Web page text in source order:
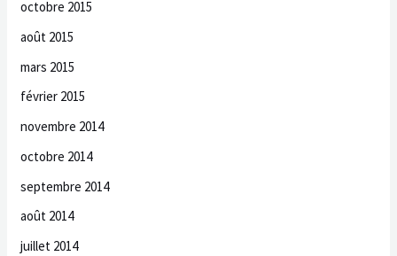
octobre 2015
août 2015
mars 2015
février 2015
novembre 2014
octobre 2014
septembre 2014
août 2014
juillet 2014